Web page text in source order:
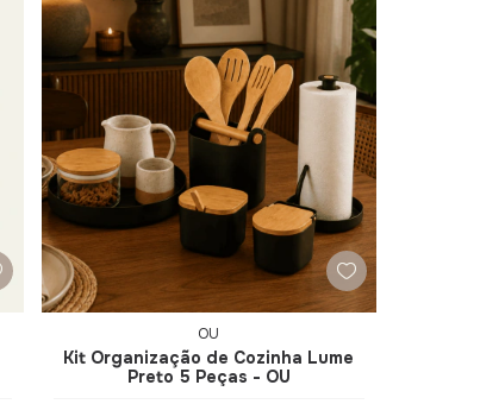
OU
Kit Organização de Cozinha Lume
Preto 5 Peças - OU